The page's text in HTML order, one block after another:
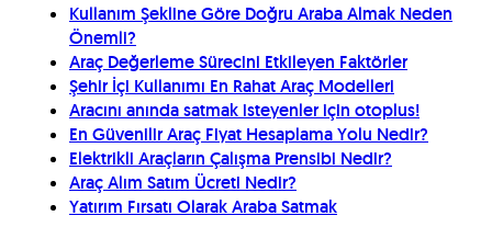
Kullanım Şekline Göre Doğru Araba Almak Neden
Önemli?
Araç Değerleme Sürecini Etkileyen Faktörler
Şehir İçi Kullanımı En Rahat Araç Modelleri
Aracını anında satmak isteyenler için otoplus!
En Güvenilir Araç Fiyat Hesaplama Yolu Nedir?
Elektrikli Araçların Çalışma Prensibi Nedir?
Araç Alım Satım Ücreti Nedir?
Yatırım Fırsatı Olarak Araba Satmak